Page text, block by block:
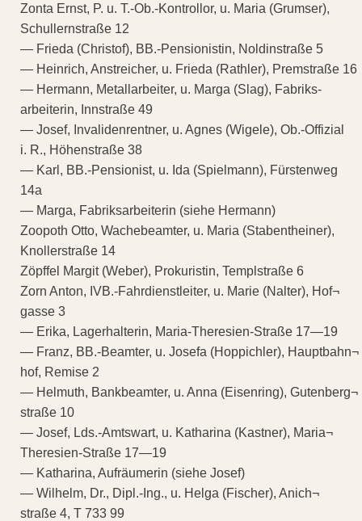
Zonta Ernst, P. u. T.-Ob.-Kontrollor, u. Maria (Grumser),
Schullernstraße 12
— Frieda (Christof), BB.-Pensionistin, Noldinstraße 5
— Heinrich, Anstreicher, u. Frieda (Rathler), Premstraße 16
— Hermann, Metallarbeiter, u. Marga (Slag), Fabriks-
arbeiterin, Innstraße 49
— Josef, Invalidenrentner, u. Agnes (Wigele), Ob.-Offizial
i. R., Höhenstraße 38
— Karl, BB.-Pensionist, u. Ida (Spielmann), Fürstenweg
14a
— Marga, Fabriksarbeiterin (siehe Hermann)
Zoopoth Otto, Wachebeamter, u. Maria (Stabentheiner),
Knollerstraße 14
Zöpffel Margit (Weber), Prokuristin, Templstraße 6
Zorn Anton, IVB.-Fahrdienstleiter, u. Marie (Nalter), Hof¬
gasse 3
— Erika, Lagerhalterin, Maria-Theresien-Straße 17—19
— Franz, BB.-Beamter, u. Josefa (Hoppichler), Hauptbahn¬
hof, Remise 2
— Helmuth, Bankbeamter, u. Anna (Eisenring), Gutenberg¬
straße 10
— Josef, Lds.-Amtswart, u. Katharina (Kastner), Maria¬
Theresien-Straße 17—19
— Katharina, Aufräumerin (siehe Josef)
— Wilhelm, Dr., Dipl.-Ing., u. Helga (Fischer), Anich¬
straße 4, T 733 99